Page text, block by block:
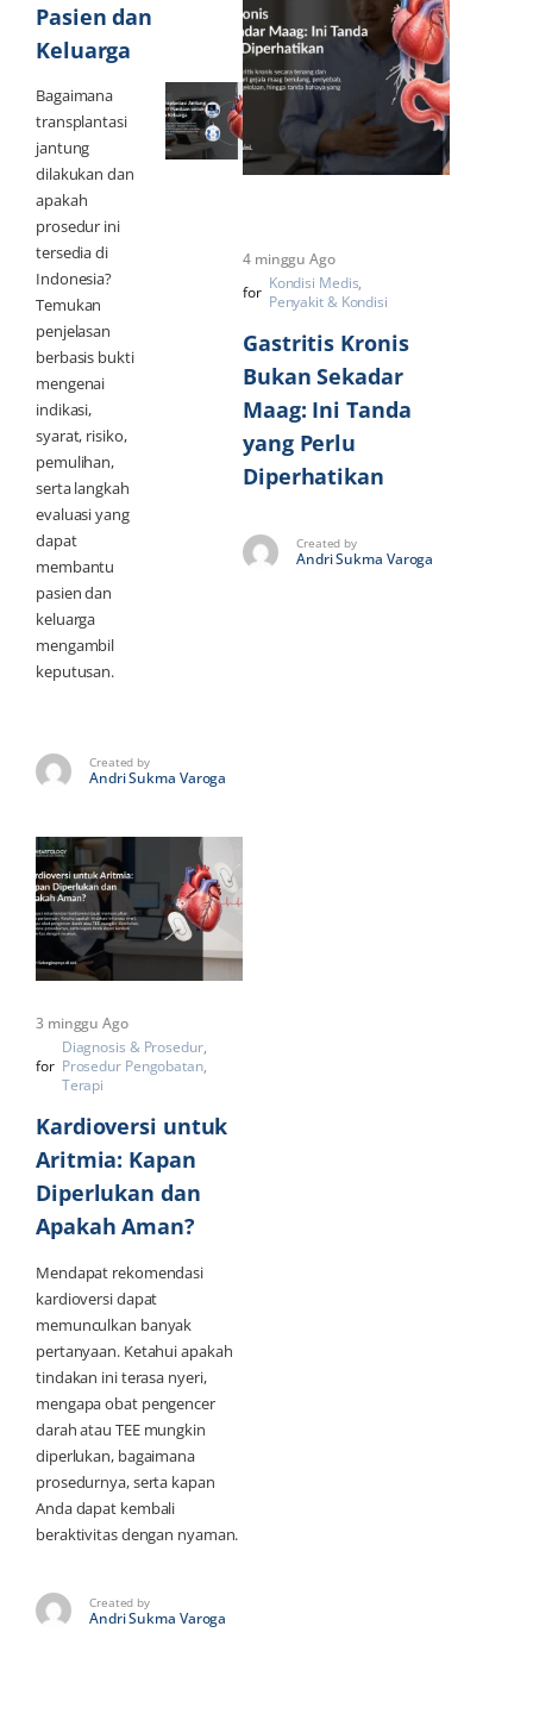
Pasien dan
Keluarga
Bagaimana
transplantasi
jantung
dilakukan dan
apakah
prosedur ini
tersedia di
Indonesia?
Temukan
penjelasan
berbasis bukti
mengenai
indikasi,
syarat, risiko,
pemulihan,
serta langkah
evaluasi yang
dapat
membantu
pasien dan
keluarga
mengambil
keputusan.
Created by
Andri Sukma Varoga
3 minggu Ago
for
Diagnosis & Prosedur
Prosedur Pengobatan
Terapi
Kardioversi untuk
Aritmia: Kapan
Diperlukan dan
Apakah Aman?
Mendapat rekomendasi
kardioversi dapat
memunculkan banyak
pertanyaan. Ketahui apakah
tindakan ini terasa nyeri,
mengapa obat pengencer
darah atau TEE mungkin
diperlukan, bagaimana
prosedurnya, serta kapan
Anda dapat kembali
beraktivitas dengan nyaman.
Created by
Andri Sukma Varoga
4 minggu Ago
for Kondisi Medis
Penyakit & Kondisi
Gastritis Kronis
Bukan Sekadar
Maag: Ini Tanda
yang Perlu
Diperhatikan
Created by
Andri Sukma Varoga